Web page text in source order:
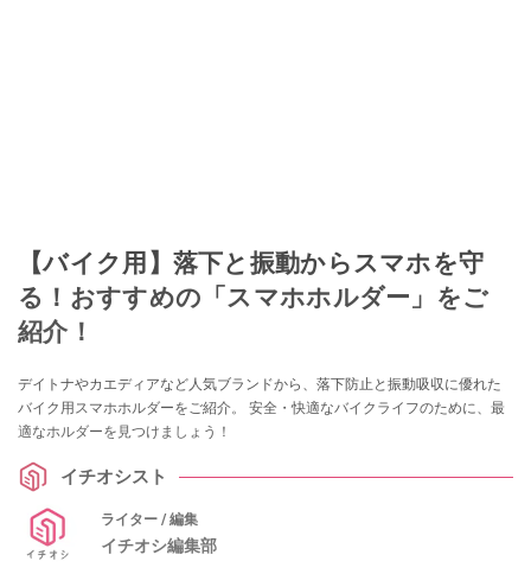
【バイク用】落下と振動からスマホを守
る！おすすめの「スマホホルダー」をご
紹介！
デイトナやカエディアなど人気ブランドから、落下防止と振動吸収に優れた
バイク用スマホホルダーをご紹介。 安全・快適なバイクライフのために、最
適なホルダーを見つけましょう！
イチオシスト
ライター / 編集
イチオシ編集部